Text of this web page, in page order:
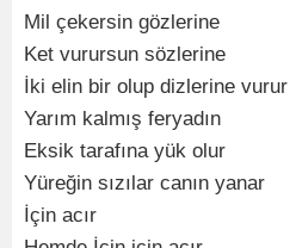
Mil çekersin gözlerine
Ket vurursun sözlerine
İki elin bir olup dizlerine vurur
Yarım kalmış feryadın
Eksik tarafına yük olur
Yüreğin sızılar canın yanar
İçin acır